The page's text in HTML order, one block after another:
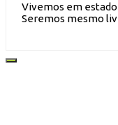
Vivemos em
Seremos mesmo